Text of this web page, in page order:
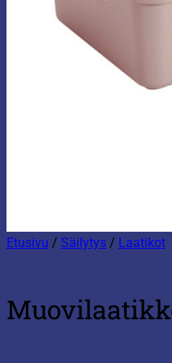
Etusivu / Säilytys / Laatikot